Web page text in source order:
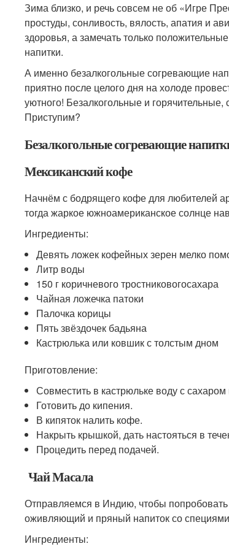
Зима близко, и речь совсем не об «Игре
простуды, сонливость, вялость, апатия и
здоровья, а замечать только
напитки.
А именно безалкогольные согревающие
приятно после целого дня на холоде
уютного! Безалкогольные и
Приступим?
Безалкогольные согревающие
Мексиканский кофе
Начнём с бодрящего кофе для любителей
тогда жаркое южноамериканское солнце
Ингредиенты:
Девять ложек кофейных зерен мелко
Литр воды
150 г коричневого тростниковогосахара
Чайная ложечка патоки
Палочка корицы
Пять звёздочек бадьяна
Кастрюлька или ковшик с толстым дном
Приготовление:
Совместить в кастрюльке воду с
Готовить до кипения.
В кипяток налить кофе.
Накрыть крышкой, дать настояться в
Процедить перед подачей.
Чай Масала
Отправляемся в Индию, чтобы
оживляющий и пряный напиток со
Ингредиенты: